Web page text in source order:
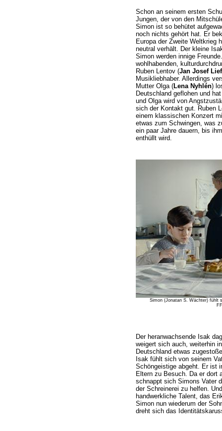
Schon an seinem ersten
Jungen, der von den
Simon ist so behütet
noch nichts gehört hat. Er
Europa der Zweite Weltkrieg
neutral verhält. Der kleine
Simon werden innige
wohlhabenden,
Ruben Lentov (Jan Josef
Musikliebhaber. Allerdings
Mutter Olga (Lena Nyhlén)
Deutschland geflohen und
und Olga wird von
sich der Kontakt gut. Ruben
einem klassischen Konzert
etwas zum Schwingen, was
ein paar Jahre dauern, bis
enthüllt wird.
Simon (Jonatan S. Wächter) fühlt
Der heranwachsende Isak
weigert sich auch, weiterhin
Deutschland etwas
Isak fühlt sich von seinem
Schöngeistige abgeht. Er ist
Eltern zu Besuch. Da er dort
schnappt sich Simons Vater
der Schreinerei zu helfen.
handwerkliche Talent, das
Simon nun wiederum der
dreht sich das